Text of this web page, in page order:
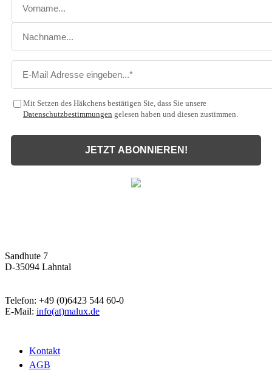
Mit Setzen des Häkchens bestätigen Sie, dass Sie unsere
Datenschutzbestimmungen gelesen haben und diesen zustimmen.
JETZT ABONNIEREN!
Sandhute 7
D-35094 Lahntal
Telefon: +49 (0)6423 544 60-0
E-Mail: info(at)malux.de
Kontakt
AGB